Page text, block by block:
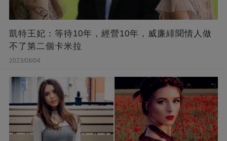
凱特王妃：等待10年，經營10年，威廉緋聞情人做
不了第二個卡米拉
2023/08/04